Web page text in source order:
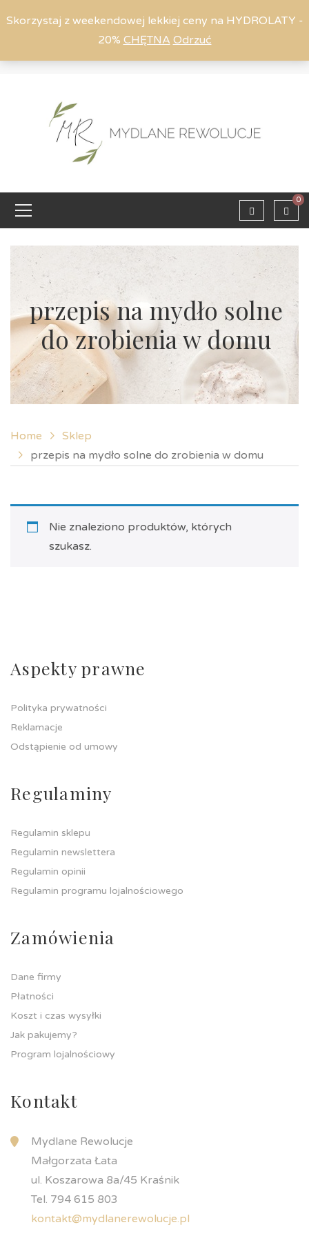
Skorzystaj z weekendowej lekkiej ceny na HYDROLATY -
20% CHĘTNA Odrzuć
0
przepis na mydło solne
do zrobienia w domu
Home
Sklep
przepis na mydło solne do zrobienia w domu
Nie znaleziono produktów, których
szukasz.
Aspekty prawne
Polityka prywatności
Reklamacje
Odstąpienie od umowy
Regulaminy
Regulamin sklepu
Regulamin newslettera
Regulamin opinii
Regulamin programu lojalnościowego
Zamówienia
Dane firmy
Płatności
Koszt i czas wysyłki
Jak pakujemy?
Program lojalnościowy
Kontakt
Mydlane Rewolucje
Małgorzata Łata
ul. Koszarowa 8a/45 Kraśnik
Tel. 794 615 803
kontakt@mydlanerewolucje.pl